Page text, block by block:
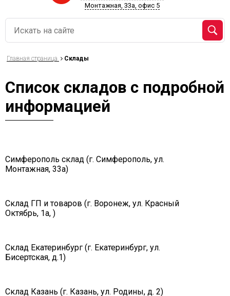
Монтажная, 33а, офис 5
Главная страница Склады
Список складов с подробной
информацией
Симферополь склад (г. Симферополь, ул.
Монтажная, 33а)
Склад ГП и товаров (г. Воронеж, ул. Красный
Октябрь, 1а, )
Склад Екатеринбург (г. Екатеринбург, ул.
Бисертская, д.1)
Склад Казань (г. Казань, ул. Родины, д. 2)